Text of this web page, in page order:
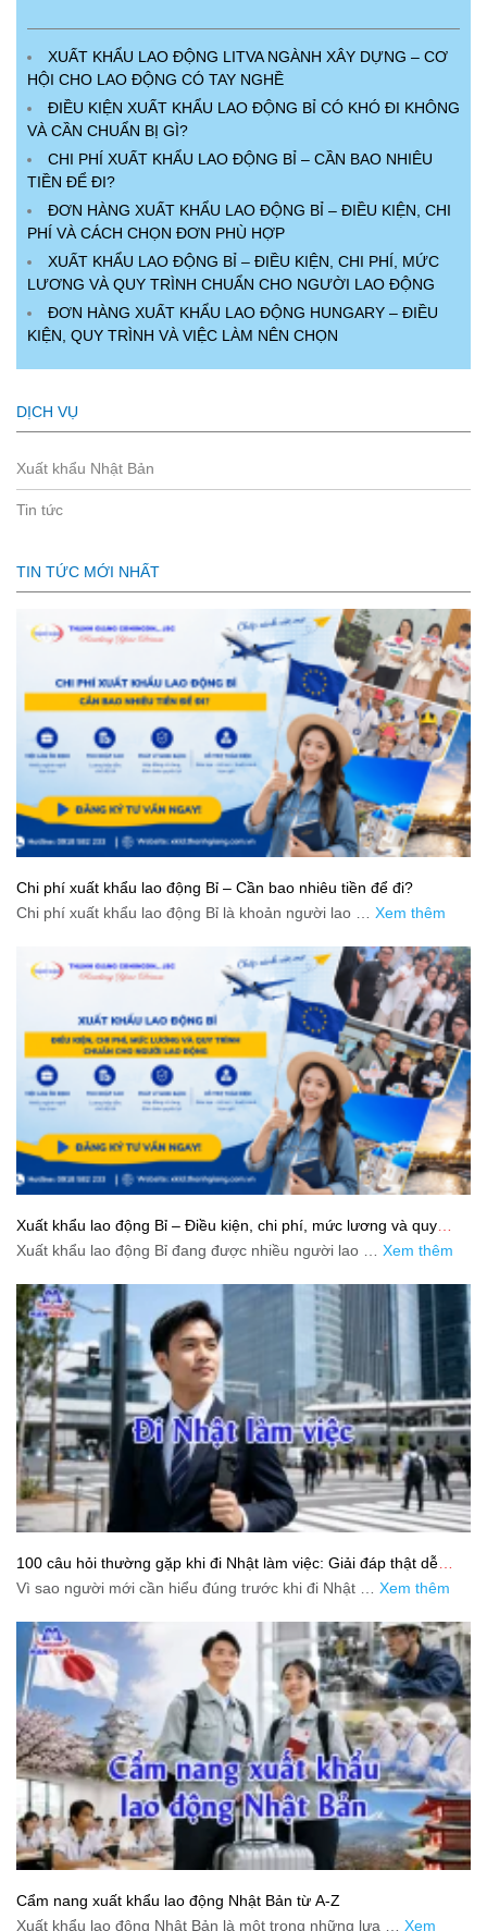
XUẤT KHẨU LAO ĐỘNG LITVA NGÀNH XÂY DỰNG – CƠ
HỘI CHO LAO ĐỘNG CÓ TAY NGHỀ
ĐIỀU KIỆN XUẤT KHẨU LAO ĐỘNG BỈ CÓ KHÓ ĐI KHÔNG
VÀ CẦN CHUẨN BỊ GÌ?
CHI PHÍ XUẤT KHẨU LAO ĐỘNG BỈ – CẦN BAO NHIÊU
TIỀN ĐỂ ĐI?
ĐƠN HÀNG XUẤT KHẨU LAO ĐỘNG BỈ – ĐIỀU KIỆN, CHI
PHÍ VÀ CÁCH CHỌN ĐƠN PHÙ HỢP
XUẤT KHẨU LAO ĐỘNG BỈ – ĐIỀU KIỆN, CHI PHÍ, MỨC
LƯƠNG VÀ QUY TRÌNH CHUẨN CHO NGƯỜI LAO ĐỘNG
ĐƠN HÀNG XUẤT KHẨU LAO ĐỘNG HUNGARY – ĐIỀU
KIỆN, QUY TRÌNH VÀ VIỆC LÀM NÊN CHỌN
DỊCH VỤ
Xuất khẩu Nhật Bản
Tin tức
TIN TỨC MỚI NHẤT
Chi phí xuất khẩu lao động Bỉ – Cần bao nhiêu tiền để đi?
Chi phí xuất khẩu lao động Bỉ là khoản người lao … Xem thêm
Xuất khẩu lao động Bỉ – Điều kiện, chi phí, mức lương và quy
trình chuẩn cho người lao động
Xuất khẩu lao động Bỉ đang được nhiều người lao … Xem thêm
100 câu hỏi thường gặp khi đi Nhật làm việc: Giải đáp thật dễ
hiểu cho người mới bắt đầu
Vì sao người mới cần hiểu đúng trước khi đi Nhật … Xem thêm
Cẩm nang xuất khẩu lao động Nhật Bản từ A-Z
Xuất khẩu lao động Nhật Bản là một trong những lựa … Xem